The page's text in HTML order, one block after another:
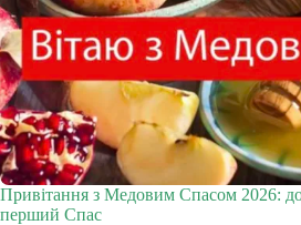
Привітання з Медовим Спасом 2026:
перший Спас